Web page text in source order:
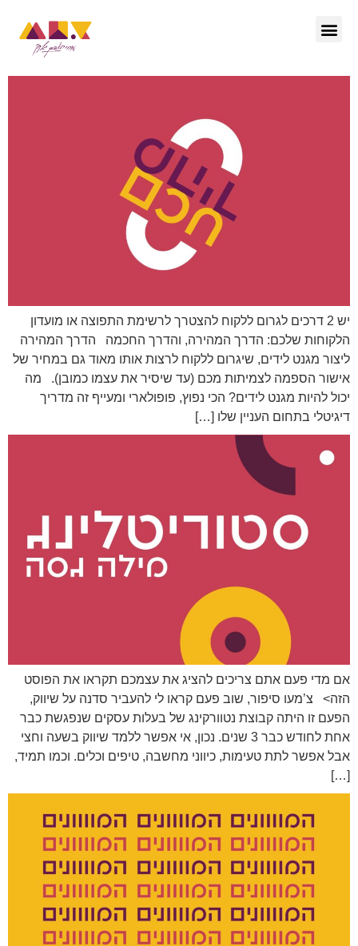
יש 2 דרכים לגרום ללקוח להצטרך לרשימת התפוצה או מועדון
הלקוחות שלכם: הדרך המהירה, והדרך החכמה הדרך המהירה
ליצור מגנט לידים, שיגרום ללקוח לרצות אותו מאוד גם במחיר של
אישור הספמה לצמיתות מכם (עד שיסיר את עצמו כמובן). מה
יכול להיות מגנט לידים? הכי נפוץ, פופולארי ומעייף זה מדריך
דיגיטלי בתחום העניין שלו […]
אם מדי פעם אתם צריכים להציג את עצמכם תקראו את הפוסט
הזה> צ’מעו סיפור, שוב פעם קראו לי להעביר סדנה על שיווק,
הפעם זו היתה קבוצת נטוורקינג של בעלות עסקים שנפגשת כבר
אחת לחודש כבר 3 שנים. נכון, אי אפשר ללמד שיווק בשעה וחצי
אבל אפשר לתת טעימות, כיווני מחשבה, טיפים וכלים. וכמו תמיד,
[…]